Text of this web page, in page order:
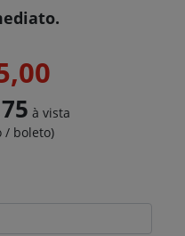
à vista
/ boleto)